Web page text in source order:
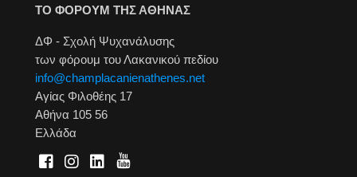
ΤΟ ΦΟΡΟΥΜ ΤΗΣ ΑΘΗΝΑΣ
ΔΦ - Σχολή Ψυχανάλυσης
των φόρουμ του Λακανικού πεδίου
info@champlacanienathenes.net
Αγίας Φιλοθέης 17
Αθήνα 105 56
Ελλάδα